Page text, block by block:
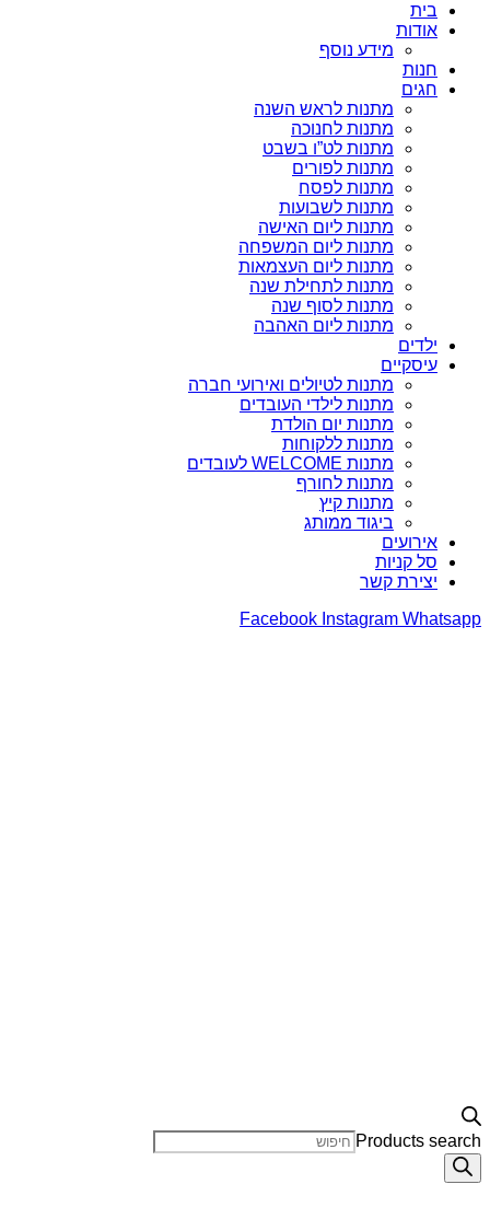
בית
אודות
מידע נוסף
חנות
חגים
מתנות לראש השנה
מתנות לחנוכה
מתנות לט”ו בשבט
מתנות לפורים
מתנות לפסח
מתנות לשבועות
מתנות ליום האישה
מתנות ליום המשפחה
מתנות ליום העצמאות
מתנות לתחילת שנה
מתנות לסוף שנה
מתנות ליום האהבה
ילדים
עיסקיים
מתנות לטיולים ואירועי חברה
מתנות לילדי העובדים
מתנות יום הולדת
מתנות ללקוחות
מתנות WELCOME לעובדים
מתנות לחורף
מתנות קיץ
ביגוד ממותג
אירועים
סל קניות
יצירת קשר
Facebook Instagram Whatsapp
Products search